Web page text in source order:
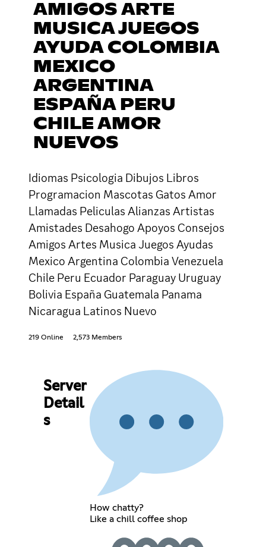
AMIGOS ARTE
MUSICA JUEGOS
AYUDA COLOMBIA
MEXICO
ARGENTINA
ESPAÑA PERU
CHILE AMOR
NUEVOS
Idiomas Psicologia Dibujos Libros
Programacion Mascotas Gatos Amor
Llamadas Peliculas Alianzas Artistas
Amistades Desahogo Apoyos Consejos
Amigos Artes Musica Juegos Ayudas
Mexico Argentina Colombia Venezuela
Chile Peru Ecuador Paraguay Uruguay
Bolivia España Guatemala Panama
Nicaragua Latinos Nuevo
219 Online 2,573 Members
Server
Detail
s
How chatty?
Like a chill coffee shop